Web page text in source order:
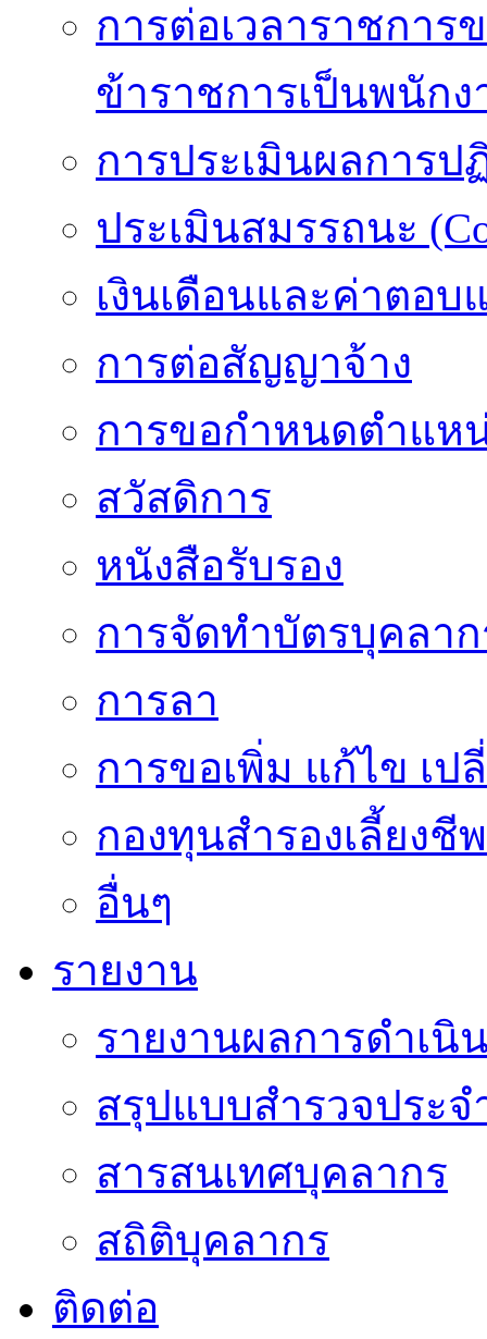
การต่อเวลาราชการ
ข้าราชการเป็นพนักง
การประเมินผลการป
ประเมินสมรรถนะ
เงินเดือนและค่าตอบ
การต่อสัญญาจ้าง
การขอกำหนดตำแห
สวัสดิการ
หนังสือรับรอง
การจัดทำบัตรบุคลา
การลา
การขอเพิ่ม แก้ไข เ
กองทุนสำรองเลี้ยงชีพ
อื่นๆ
รายงาน
รายงานผลการดำเนิ
สรุปแบบสำรวจประจ
สารสนเทศบุคลากร
สถิติบุคลากร
ติดต่อ